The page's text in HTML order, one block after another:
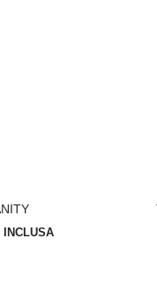
INCLUSA